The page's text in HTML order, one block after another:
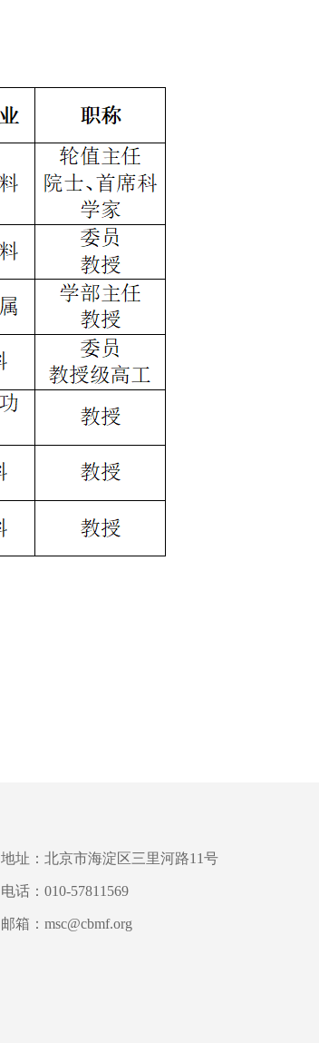
地址：北京市海淀区三里河路11号
电话：010-57811569
邮箱：msc@cbmf.org